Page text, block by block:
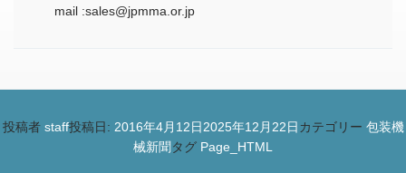
mail :sales@jpmma.or.jp
投稿者 staff投稿日: 2016年4月12日2025年12月22日 カテゴリー 包装機
械新聞タグ Page_HTML